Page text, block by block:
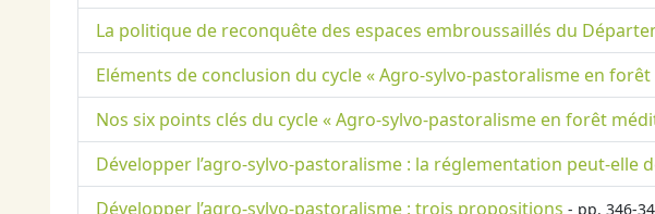
La politique de reconquête des espaces embroussaillés du
Eléments de conclusion du cycle « Agro-sylvo-pastoralisme en
Nos six points clés du cycle « Agro-sylvo-pastoralisme en forêt
Développer l’agro-sylvo-pastoralisme : la réglementation peut-elle
Développer l’agro-sylvo-pastoralisme : trois propositions - pp. 346-